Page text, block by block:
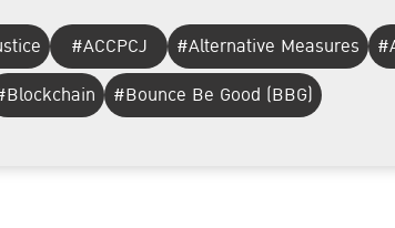
#ACCPCJ #Alternative Measures
#Bounce Be Good (BBG)